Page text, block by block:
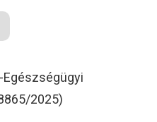
2025)